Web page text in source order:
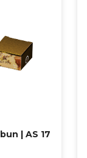
| AS 17